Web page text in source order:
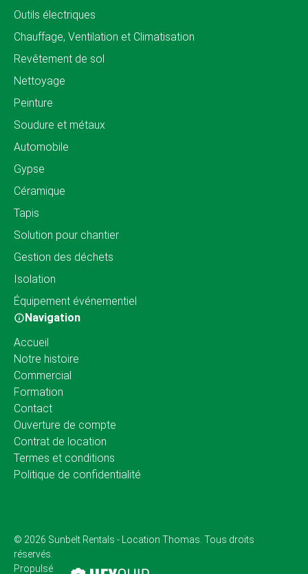
Outils électriques
Chauffage, Ventilation et Climatisation
Revêtement de sol
Nettoyage
Peinture
Soudure et métaux
Automobile
Gypse
Céramique
Tapis
Solution pour chantier
Gestion des déchets
Isolation
Équipement événementiel
Navigation
Accueil
Notre histoire
Commercial
Formation
Contact
Ouverture de compte
Contrat de location
Termes et conditions
Politique de confidentialité
© 2026 Sunbelt Rentals - Location Thomas. Tous droits
réservés.
Propulsé